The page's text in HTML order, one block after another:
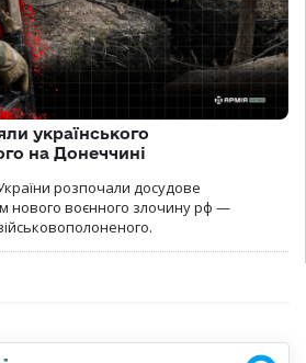
українського
на Донеччині
розпочали досудове
нового воєнного злочину рф —